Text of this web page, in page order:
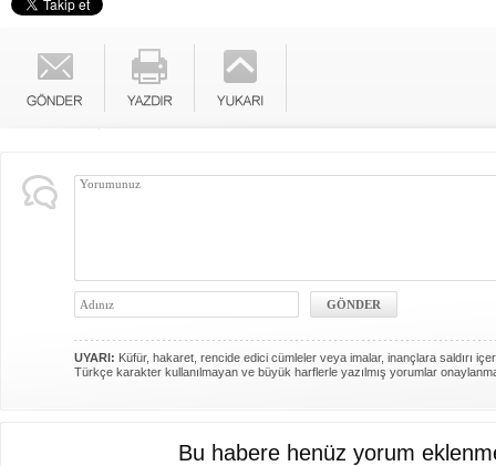
UYARI: Küfür, hakaret, rencide edici cümleler veya imalar, inançlara saldırı
Türkçe karakter kullanılmayan ve büyük harflerle yazılmış yorumlar
Bu habere henüz yorum